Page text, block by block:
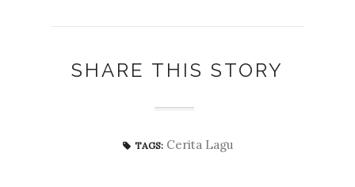
SHARE THIS STORY
TAGS: Cerita Lagu